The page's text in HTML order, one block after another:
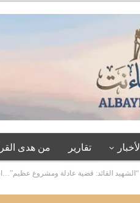
الأخبار تقارير من هدى
“الشهيد القائد: قضية عادلة ومشروع